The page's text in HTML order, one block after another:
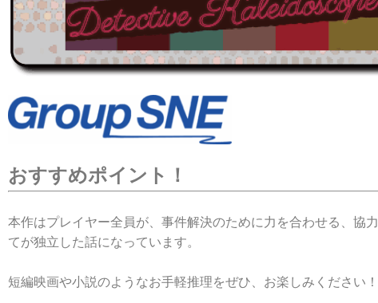
おすすめポイント！
本作はプレイヤー全員が、事件解決のために力を合わせる、協
てが独立した話になっています。
短編映画や小説のようなお手軽推理をぜひ、お楽しみください！